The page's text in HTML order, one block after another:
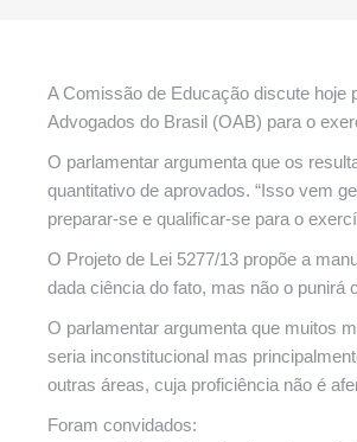
A Comissão de Educação discute hoje
Advogados do Brasil (OAB) para o
O parlamentar argumenta que os
quantitativo de aprovados. “Isso vem
preparar-se e qualificar-se para o
O Projeto de Lei 5277/13 propõe a
dada ciência do fato, mas não o punirá
O parlamentar argumenta que muitos
seria inconstitucional mas
outras áreas, cuja proficiência não é
Foram convidados: